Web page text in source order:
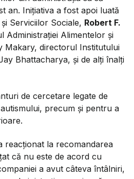
an. Inițiativa a fost apoi luată
Serviciilor Sociale, Robert F.
Administrației Alimentelor și
Makary, directorul Institutului
Bhattacharya, și de alți înalți
de cercetare legate de
precum și pentru a
reacționat la recomandarea
că nu este de acord cu
a avut câteva întâlniri,